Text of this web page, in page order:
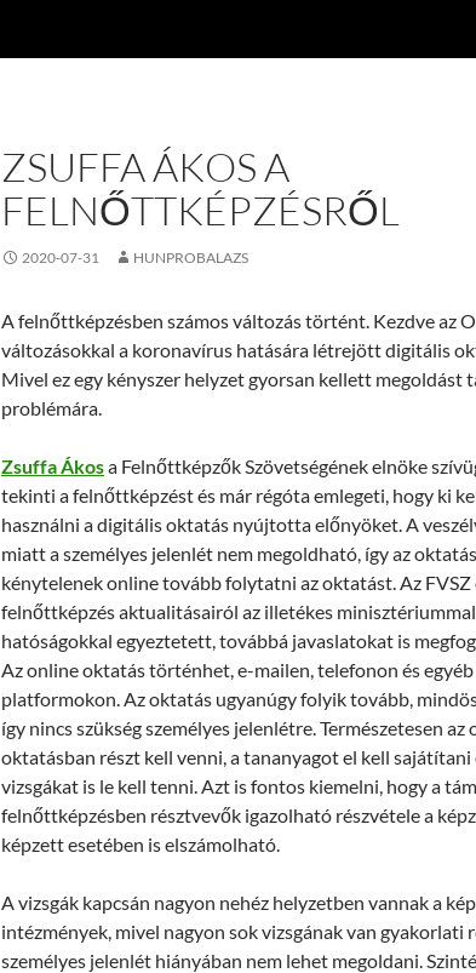
ZSUFFA ÁKOS A
FELNŐTTKÉPZÉSRŐL
2020-07-31 HUNPROBALAZS
A felnőttképzésben számos változás történt. Kezdve az
változásokkal a koronavírus hatására létrejött digitális
Mivel ez egy kényszer helyzet gyorsan kellett megoldást
problémára.
Zsuffa Ákosa Felnőttképzők Szövetségének elnöke
tekinti a felnőttképzést és már régóta emlegeti, hogy ki
használni a digitális oktatás nyújtotta előnyöket. A
miatt a személyes jelenlét nem megoldható, így az
kénytelenek online tovább folytatni az oktatást. Az FVSZ
felnőttképzés aktualitásairól az illetékes
hatóságokkal egyeztetett, továbbá javaslatokat is
Az online oktatás történhet, e-mailen, telefonon és
platformokon. Az oktatás ugyanúgy folyik tovább,
így nincs szükség személyes jelenlétre. Természetesen az
oktatásban részt kell venni, a tananyagot el kell sajátítani
vizsgákat is le kell tenni. Azt is fontos kiemelni, hogy a
felnőttképzésben résztvevők igazolható részvétele a
képzett esetében is elszámolható.
A vizsgák kapcsán nagyon nehéz helyzetben vannak a
intézmények, mivel nagyon sok vizsgának van gyakorlati
személyes jelenlét hiányában nem lehet megoldani.